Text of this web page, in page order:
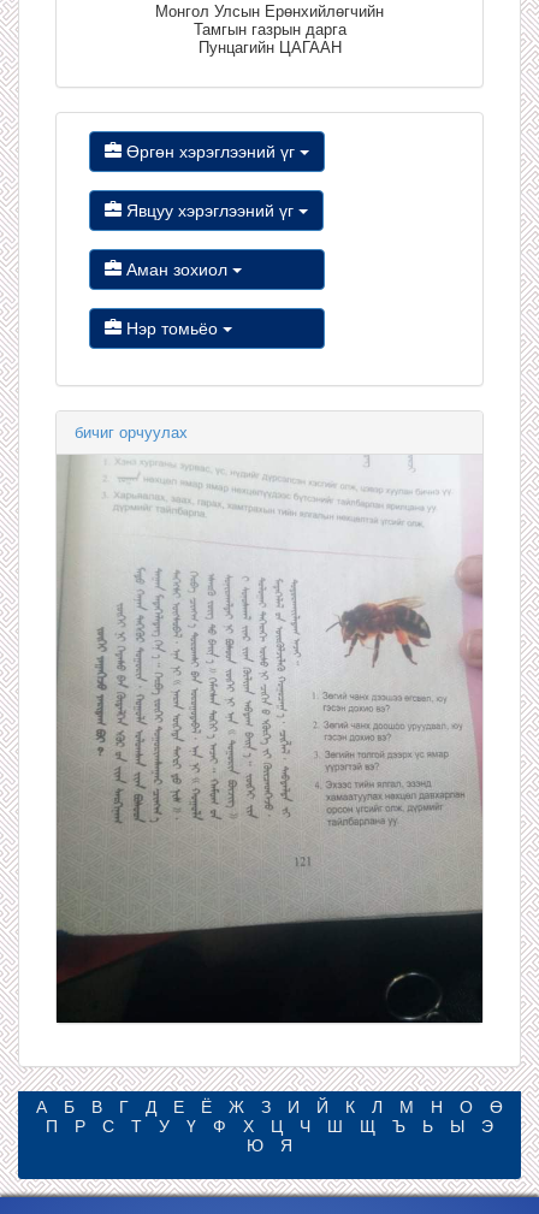
Монгол Улсын Ерөнхийлөгчийн
Тамгын газрын дарга
Пунцагийн ЦАГААН
Өргөн хэрэглээний үг
Явцуу хэрэглээний үг
Аман зохиол
Нэр томьёо
бичиг орчуулах
А Б В Г Д Е Ё Ж З И Й К Л М Н О
Ө
П
Р С Т У Ү Ф Х Ц Ч Ш Щ Ъ Ь Ы
Э
Ю
Я